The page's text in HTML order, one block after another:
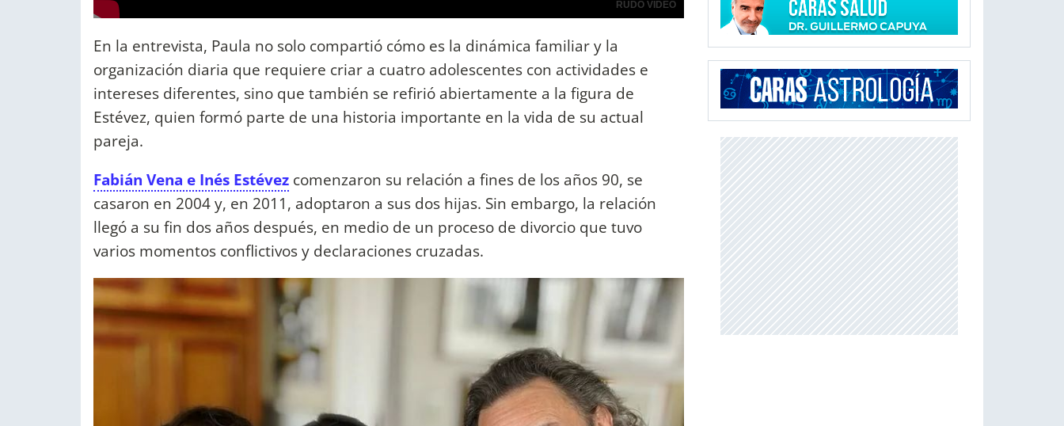
En la entrevista, Paula no solo compartió cómo es la dinámica familiar y la
organización diaria que requiere criar a cuatro adolescentes con actividades e
intereses diferentes, sino que también se refirió abiertamente a la figura de
Estévez, quien formó parte de una historia importante en la vida de su actual
pareja.
Fabián Vena e Inés Estévez comenzaron su relación a fines de los años 90, se
casaron en 2004 y, en 2011, adoptaron a sus dos hijas. Sin embargo, la relación
llegó a su fin dos años después, en medio de un proceso de divorcio que tuvo
varios momentos conflictivos y declaraciones cruzadas.